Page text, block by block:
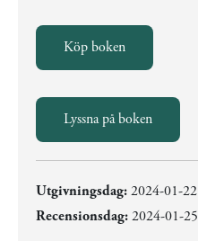
Köp boken
Lyssna på boken
Utgivningsdag:2024-01-22
Recensionsdag:2024-01-25